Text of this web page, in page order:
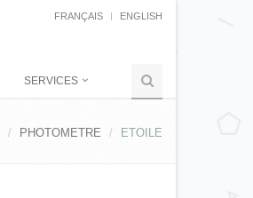
FRANÇAIS ENGLISH
SERVICES
PHOTOMETRE ETOILE